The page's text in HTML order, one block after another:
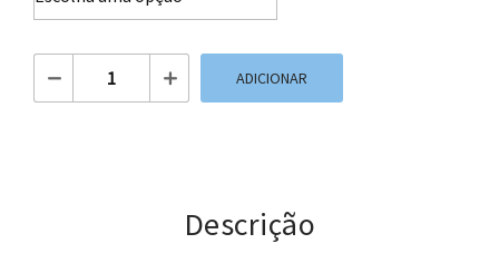
Quantidade de Envelope Polipropileno Adesivo
ADICIONAR
Descrição